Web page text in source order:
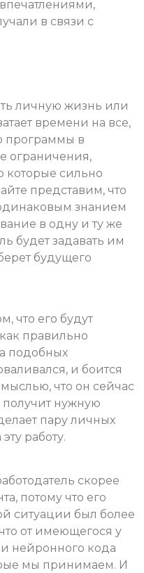
в связи с
личную жизнь или
времени на все,
программы в
ограничения,
которые сильно
представим, что
знанием
в одну и ту же
будет задавать им
будущего
что его будут
правильно
подобных
и боится
что он сейчас
получит нужную
пару личных
работу.
скорее
потому что его
ситуации был более
от имеющегося у
нейронного кода
мы принимаем. И